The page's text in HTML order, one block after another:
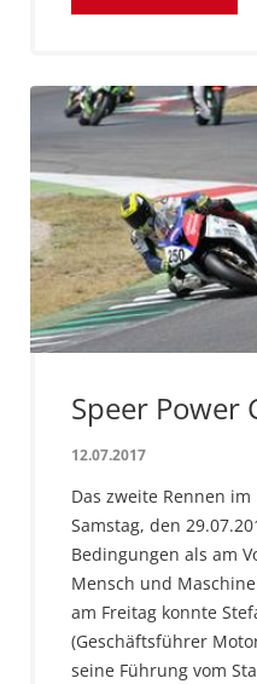
Speer Power
12.07.2017
Das zweite Rennen
Samstag, den
Bedingungen als am
Mensch und
am Freitag konnte
(Geschäftsführer
seine Führung vom